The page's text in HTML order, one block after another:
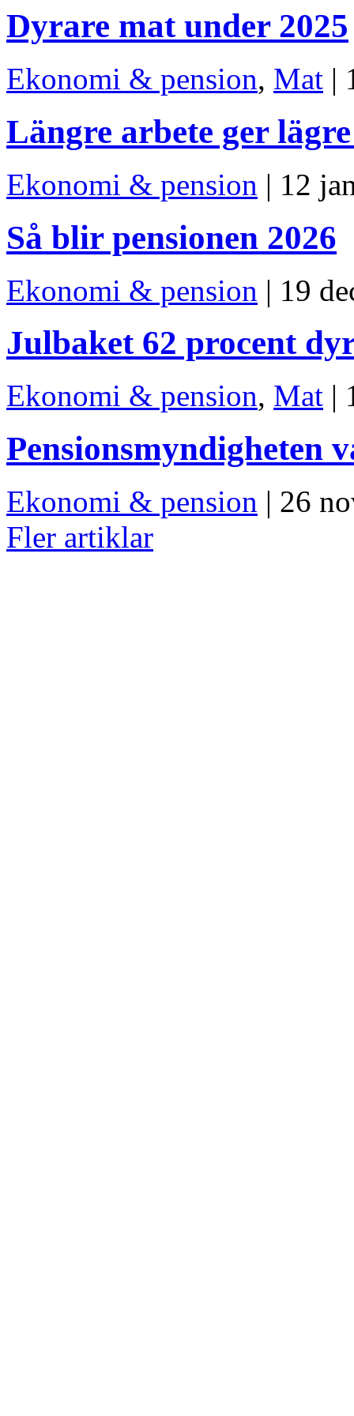
Dyrare mat under 2025
Ekonomi & pension, Mat |
Längre arbete ger
Ekonomi & pension | 12
Så blir pensionen 2026
Ekonomi & pension | 19
Julbaket 62 procent
Ekonomi & pension, Mat |
Pensionsmyndigheten
Ekonomi & pension | 26
Fler artiklar